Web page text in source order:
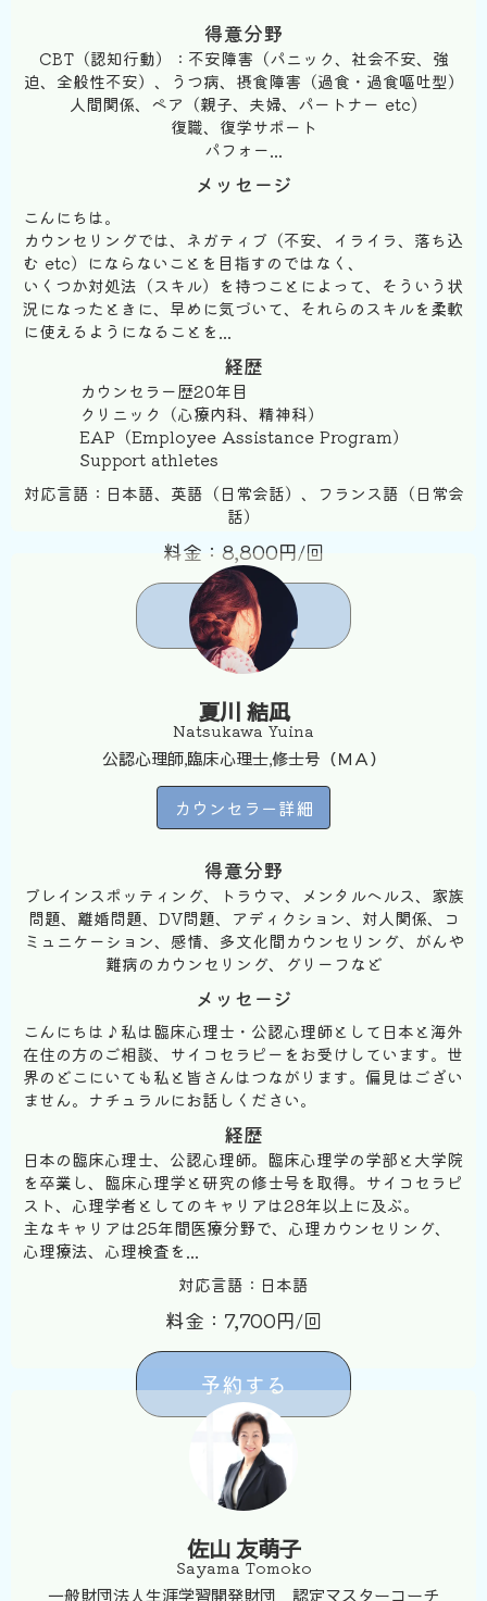
得意分野
CBT（認知行動）：不安障害（パニック、社会不安、強
迫、全般性不安）、うつ病、摂食障害（過食・過食嘔吐型）
人間関係、ペア（親子、夫婦、パートナー etc)
復職、復学サポート
パフォー...
メッセージ
こんにちは。
カウンセリングでは、ネガティブ（不安、イライラ、落ち込
む etc）にならないことを目指すのではなく、
いくつか対処法（スキル）を持つことによって、そういう状
況になったときに、早めに気づいて、それらのスキルを柔軟
に使えるようになることを...
経歴
カウンセラー歴20年目
クリニック（心療内科、精神科）
EAP（Employee Assistance Program）
Support athletes
対応言語：日本語、英語（日常会話）、フランス語（日常会
話）
料金：8,800円/回
予約する
夏川 結凪
Natsukawa Yuina
公認心理師,臨床心理士,修士号（ＭＡ）
カウンセラー詳細
得意分野
ブレインスポッティング、トラウマ、メンタルヘルス、家族
問題、離婚問題、DV問題、アディクション、対人関係、コ
ミュニケーション、感情、多文化間カウンセリング、がんや
難病のカウンセリング、グリーフなど
メッセージ
こんにちは♪私は臨床心理士・公認心理師として日本と海外
在住の方のご相談、サイコセラピーをお受けしています。世
界のどこにいても私と皆さんはつながります。偏見はござい
ません。ナチュラルにお話しください。
経歴
日本の臨床心理士、公認心理師。臨床心理学の学部と大学院
を卒業し、臨床心理学と研究の修士号を取得。サイコセラピ
スト、心理学者としてのキャリアは28年以上に及ぶ。
主なキャリアは25年間医療分野で、心理カウンセリング、
心理療法、心理検査を...
対応言語：日本語
料金：7,700円/回
予約する
佐山 友萌子
Sayama Tomoko
一般財団法人生涯学習開発財団 認定マスターコーチ